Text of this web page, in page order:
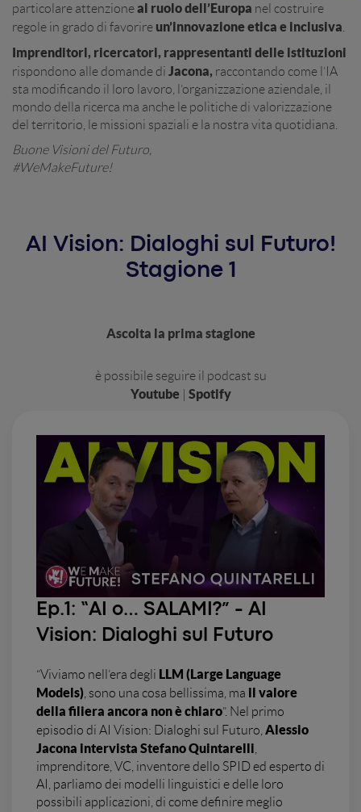
particolare attenzioneal ruolo dell’Europa nel costruire
regole in grado di favorire un’innovazione etica e inclusiva
Imprenditori, ricercatori, rappresentanti delle istituzioni
rispondono alle domande di Jacona, raccontando come l’IA
sta modificando il loro lavoro, l’organizzazione aziendale, il
mondo della ricerca ma anche le politiche di valorizzazione
del territorio, le missioni spaziali e la nostra vita quotidiana.
Buone Visioni del Futuro,
#WeMakeFuture!
AI Vision: Dialoghi sul Futuro!
Stagione 1
Ascolta la prima stagione
è possibile seguire il podcast su
Youtube Spotify
Ep.1: “AI o… SALAMI?” - AI
Vision: Dialoghi sul Futuro
“Viviamo nell’era degli LLM (Large Language
Models), sono una cosa bellissima, ma il valore
della filiera ancora non è chiaro”. Nel primo
episodio di AI Vision: Dialoghi sul Futuro,Alessio
Jacona intervista Stefano Quintarelli,
imprenditore, VC, inventore dello SPID ed esperto di
AI, parliamo dei modelli linguistici e delle loro
possibili applicazioni, di come definire meglio